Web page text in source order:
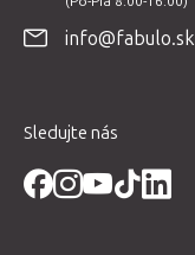
info@fabulo.sk
Sledujte nás